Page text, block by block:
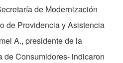
de Modernización
de Providencia y Asistencia
A., presidente de la
Consumidores- indicaron